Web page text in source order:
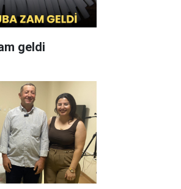
geldi